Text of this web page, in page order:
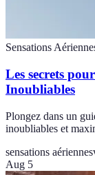
Sensations
Les secrets
Inoubliables
Plongez dans un
inoubliables et
sensations aériennes
Aug 5